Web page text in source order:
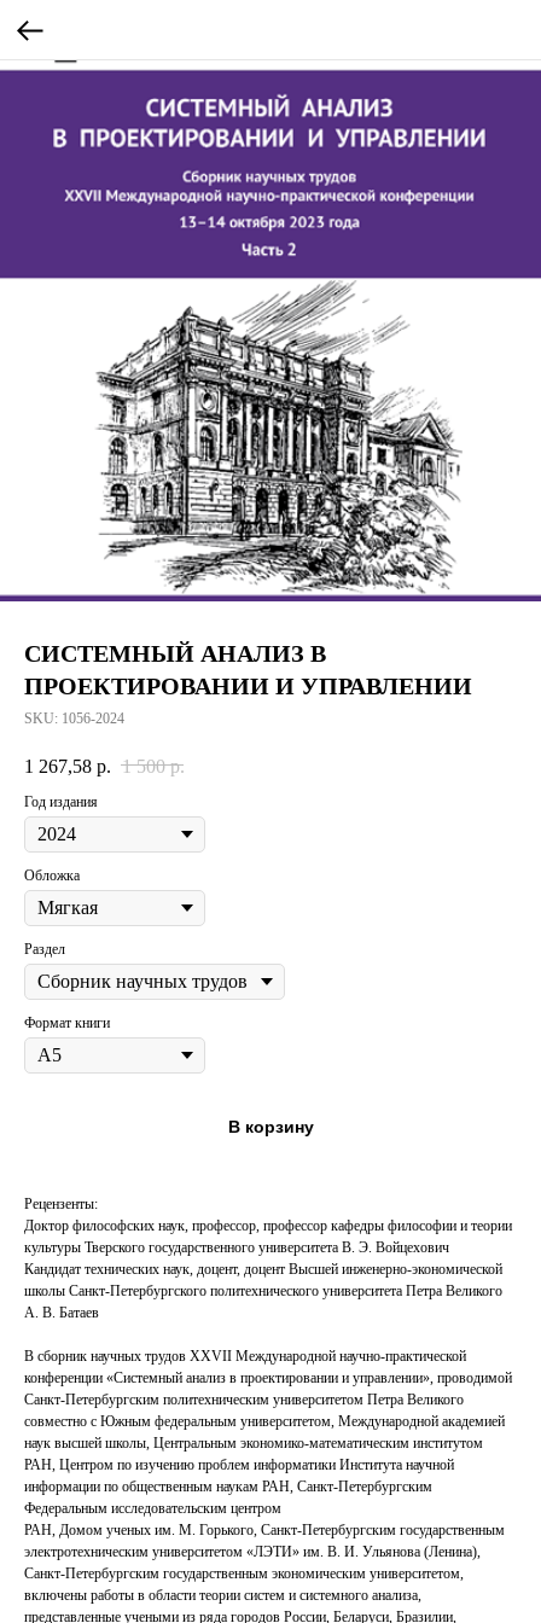
СИСТЕМНЫЙ АНАЛИЗ В
ПРОЕКТИРОВАНИИ И УПРАВЛЕНИИ
SKU: 1056-2024
1 267,58 р. 1 500 р.
Год издания
Обложка
Раздел
Формат книги
В корзину
Рецензенты:
Доктор философских наук, профессор, профессор кафедры философии и теории
культуры Тверского государственного университета В. Э. Войцехович
Кандидат технических наук, доцент, доцент Высшей инженерно-экономической
школы Санкт-Петербургского политехнического университета Петра Великого
А. В. Батаев
В сборник научных трудов XXVII Международной научно-практической
конференции «Системный анализ в проектировании и управлении», проводимой
Санкт-Петербургским политехническим университетом Петра Великого
совместно с Южным федеральным университетом, Международной академией
наук высшей школы, Центральным экономико-математическим институтом
РАН, Центром по изучению проблем информатики Института научной
информации по общественным наукам РАН, Санкт-Петербургским
Федеральным исследовательским центром
РАН, Домом ученых им. М. Горького, Санкт-Петербургским государственным
электротехническим университетом «ЛЭТИ» им. В. И. Ульянова (Ленина),
Санкт-Петербургским государственным экономическим университетом,
включены работы в области теории систем и системного анализа,
представленные учеными из ряда городов России, Беларуси, Бразилии,